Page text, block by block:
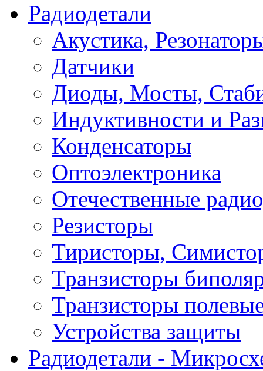
Радиодетали
Акустика,
Датчики
Диоды, Мосты,
Индуктивности и
Конденсаторы
Оптоэлектроника
Отечественные
Резисторы
Тиристоры,
Транзисторы
Транзисторы
Устройства защиты
Радиодетали -